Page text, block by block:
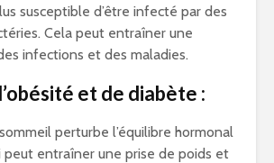
susceptible d’être infecté par des
Cela peut entraîner une
infections et des maladies.
et de diabète :
perturbe l’équilibre hormonal
peut entraîner une prise de poids et